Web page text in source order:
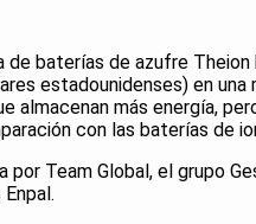
de baterías de azufre
estadounidenses) en
almacenan más energía,
con las baterías de
por Team Global, el grupo